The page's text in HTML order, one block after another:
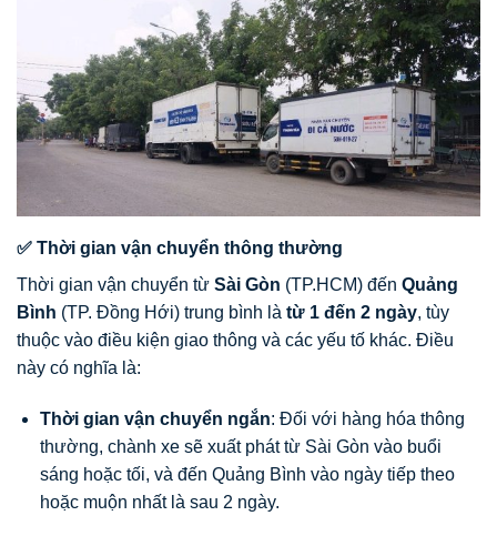
✅ Thời gian vận chuyển thông thường
Thời gian vận chuyển từ Sài Gòn (TP.HCM) đến Quảng
Bình (TP. Đồng Hới) trung bình là từ 1 đến 2 ngày, tùy
thuộc vào điều kiện giao thông và các yếu tố khác. Điều
này có nghĩa là:
Thời gian vận chuyển ngắn: Đối với hàng hóa thông
thường, chành xe sẽ xuất phát từ Sài Gòn vào buổi
sáng hoặc tối, và đến Quảng Bình vào ngày tiếp theo
hoặc muộn nhất là sau 2 ngày.